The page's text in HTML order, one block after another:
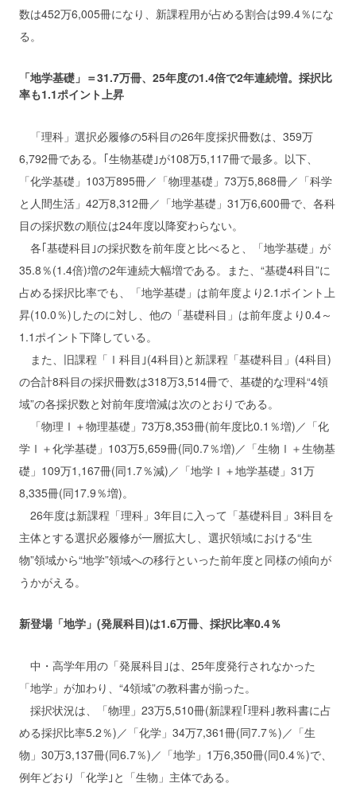
数は452万6,005冊になり、新課程用が占める割合は99.4％にな
る。
「地学基礎」＝31.7万冊、25年度の1.4倍で2年連続増。採択比
率も1.1ポイント上昇
「理科」選択必履修の5科目の26年度採択冊数は、359万
6,792冊である。｢生物基礎｣が108万5,117冊で最多。以下、
「化学基礎」103万895冊／「物理基礎」73万5,868冊／「科学
と人間生活」42万8,312冊／「地学基礎」31万6,600冊で、各科
目の採択数の順位は24年度以降変わらない。
各｢基礎科目｣の採択数を前年度と比べると、「地学基礎」が
35.8％(1.4倍)増の2年連続大幅増である。また、“基礎4科目”に
占める採択比率でも、「地学基礎」は前年度より2.1ポイント上
昇(10.0％)したのに対し、他の「基礎科目」は前年度より0.4～
1.1ポイント下降している。
また、旧課程「Ⅰ科目｣(4科目)と新課程「基礎科目」(4科目)
の合計8科目の採択冊数は318万3,514冊で、基礎的な理科“4領
域”の各採択数と対前年度増減は次のとおりである。
「物理Ⅰ＋物理基礎」73万8,353冊(前年度比0.1％増)／「化
学Ⅰ＋化学基礎」103万5,659冊(同0.7％増)／「生物Ⅰ＋生物基
礎」109万1,167冊(同1.7％減)／「地学Ⅰ＋地学基礎」31万
8,335冊(同17.9％増)。
26年度は新課程「理科」3年目に入って「基礎科目」3科目を
主体とする選択必履修が一層拡大し、選択領域における“生
物”領域から“地学”領域への移行といった前年度と同様の傾向が
うかがえる。
新登場「地学」(発展科目)は1.6万冊、採択比率0.4％
中・高学年用の「発展科目｣は、25年度発行されなかった
「地学」が加わり、“4領域”の教科書が揃った。
採択状況は、「物理」23万5,510冊(新課程｢理科｣教科書に占
める採択比率5.2％)／「化学」34万7,361冊(同7.7％)／「生
物」30万3,137冊(同6.7％)／「地学」1万6,350冊(同0.4％)で、
例年どおり「化学｣と「生物」主体である。